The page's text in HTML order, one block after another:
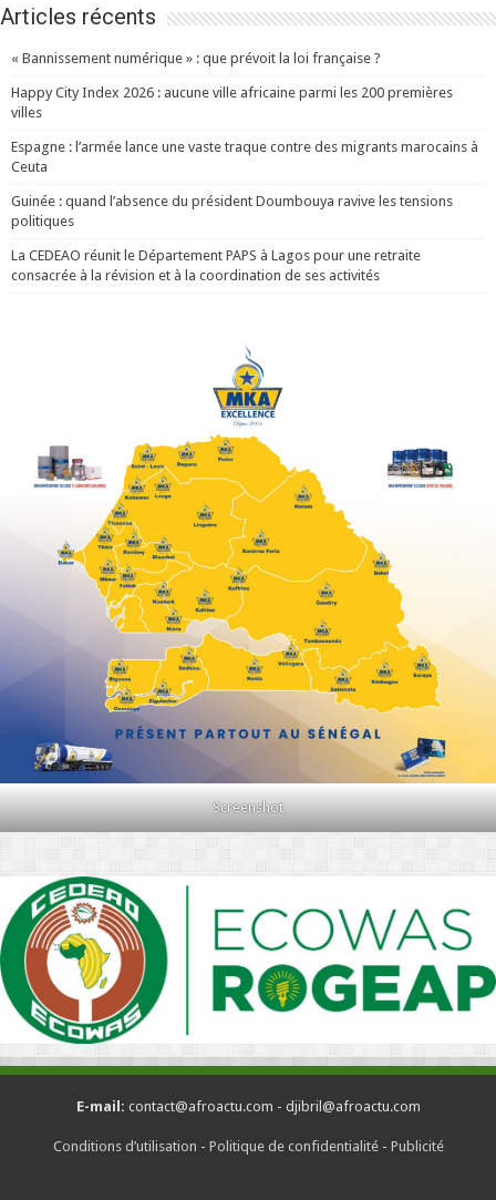
Articles récents
« Bannissement numérique » : que prévoit la loi française ?
Happy City Index 2026 : aucune ville africaine parmi les 200 premières
villes
Espagne : l’armée lance une vaste traque contre des migrants marocains à
Ceuta
Guinée : quand l’absence du président Doumbouya ravive les tensions
politiques
La CEDEAO réunit le Département PAPS à Lagos pour une retraite
consacrée à la révision et à la coordination de ses activités
Screenshot
E-mail: contact@afroactu.com - djibril@afroactu.com
Conditions d’utilisation - Politique de confidentialité- Publicité